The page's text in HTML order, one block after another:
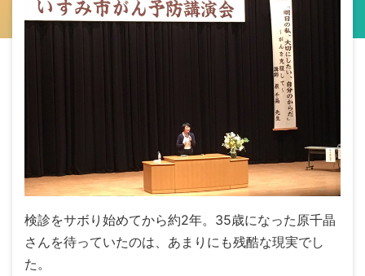
検診をサボり始めてから約2年。35歳になった原千晶
さんを待っていたのは、あまりにも残酷な現実でし
た。